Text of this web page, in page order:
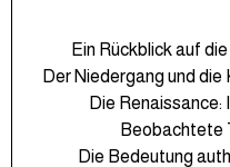
Ein Rückblick auf
Der Niedergang und
Die
Beobachtete
Die Bedeutung